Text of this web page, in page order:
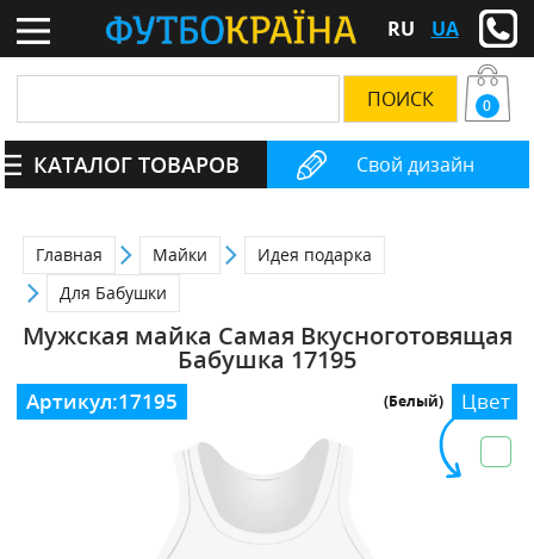
RU UA
Свой дизайн
0
КАТАЛОГ ТОВАРОВ
Главная Майки
Идея подарка
Для Бабушки
Мужская майка Самая Вкусноготовящая
Бабушка 17195
Цвет
(Белый)
Артикул:17195